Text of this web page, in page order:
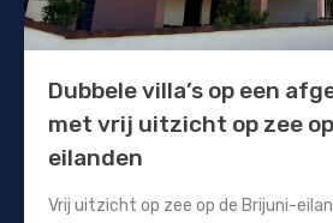
Dubbele villa’s op een
met vrij uitzicht op zee
eilanden
Vrij uitzicht op zee op de Brijuni-